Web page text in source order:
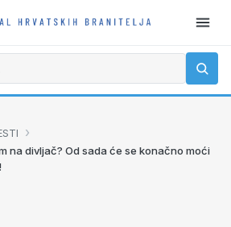
›
na divljač? Od sada će se konačno moći